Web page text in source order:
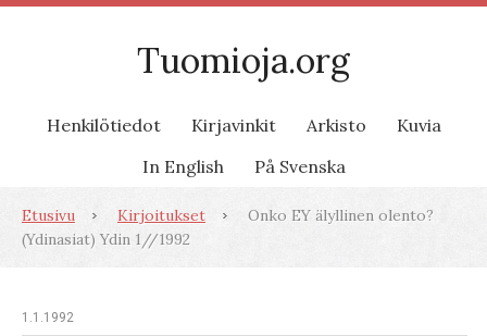
Tuomioja.org
Henkilötiedot Kirjavinkit Arkisto
Kuvia
In English
På Svenska
Etusivu Kirjoitukset
Onko EY älyllinen olento?
(Ydinasiat) Ydin 1//1992
1.1.1992